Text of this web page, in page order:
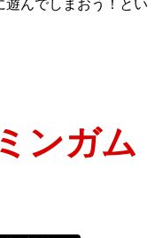
遊んでしまおう！とい
ンガム